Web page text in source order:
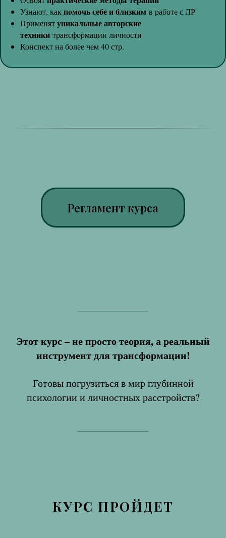
Узнают, как помочь себе и близким в работе с ЛР
Применятуникальные авторские
техники трансформации личности
Конспект на более чем 40 стр.
Регламент курса
Этот курс – не просто теория, а реальный
инструмент для трансформации!
Готовы погрузиться в мир глубинной
психологии и личностных расстройств?
КУРС ПРОЙДЕТ